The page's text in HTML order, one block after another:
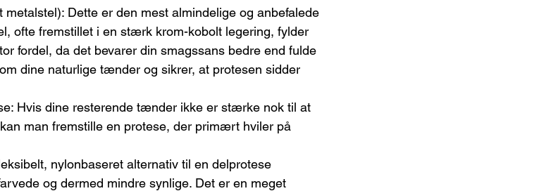
Dette er den mest almindelige og anbefalede
ofte fremstillet i en stærk krom-kobolt legering, fylder
fordel, da det bevarer din smagssans bedre end fulde
dine naturlige tænder og sikrer, at protesen sidder
Hvis dine resterende tænder ikke er stærke nok til at
man fremstille en protese, der primært hviler på
nylonbaseret alternativ til en delprotese
og dermed mindre synlige. Det er en meget